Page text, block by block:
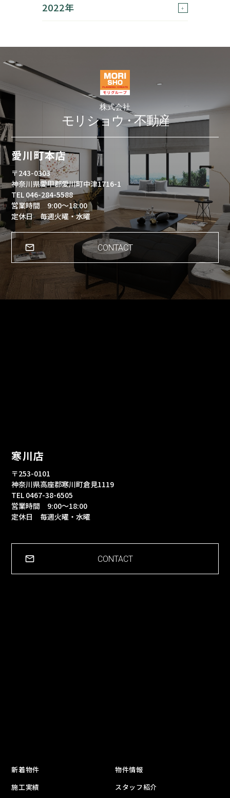
2022年
愛川町本店
〒243-0303
神奈川県愛甲郡愛川町中津1716-1
TEL 046-284-5588
営業時間 9:00～18:00
定休日 毎週火曜・水曜
CONTACT
寒川店
〒253-0101
神奈川県高座郡寒川町倉見1119
TEL 0467-38-6505
営業時間 9:00～18:00
定休日 毎週火曜・水曜
CONTACT
新着物件
物件情報
施工実績
スタッフ紹介